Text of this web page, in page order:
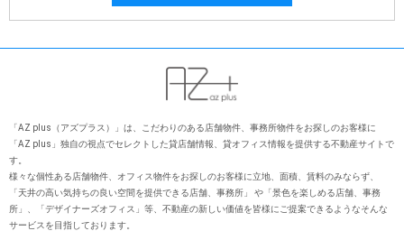
「AZ plus（アズプラス）」は、こだわりのある店舗物件、事務所物件をお探しのお客様に
「AZ plus」独⾃の視点でセレクトした貸店舗情報、貸オフィス情報を提供する不動産サイトで
す。
様々な個性ある店舗物件、オフィス物件をお探しのお客様に⽴地、⾯積、賃料のみならず、
「天井の⾼い気持ちの良い空間を提供できる店舗、事務所」 や「景⾊を楽しめる店舗、事務
所」、「デザイナーズオフィス」等、不動産の新しい価値を皆様にご提案できるようなそんな
サービスを⽬指しております。